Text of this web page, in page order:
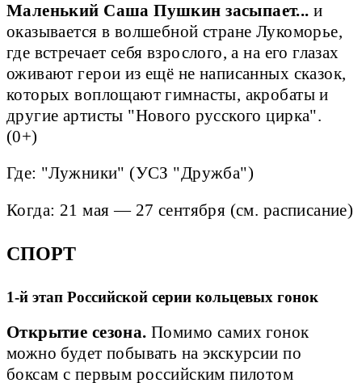
Маленький Саша Пушкин засыпает...и
оказывается в волшебной стране Лукоморье,
где встречает себя взрослого, а на его глазах
оживают герои из ещё не написанных сказок,
которых воплощают гимнасты, акробаты и
другие артисты "Нового русского цирка".
(0+)
Где: "Лужники" (УСЗ "Дружба")
Когда: 21 мая — 27 сентября (см. расписание)
СПОРТ
1-й этап Российской серии кольцевых гонок
Открытие сезона. Помимо самих гонок
можно будет побывать на экскурсии по
боксам с первым российским пилотом